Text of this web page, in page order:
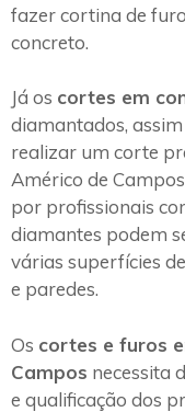
fazer cortina de
concreto.
Já os cortes em
diamantados,
realizar um corte
Américo de
por profissionais
diamantes podem
várias superfícies de
e paredes.
Os cortes e furos
Campos necessita
e qualificação dos